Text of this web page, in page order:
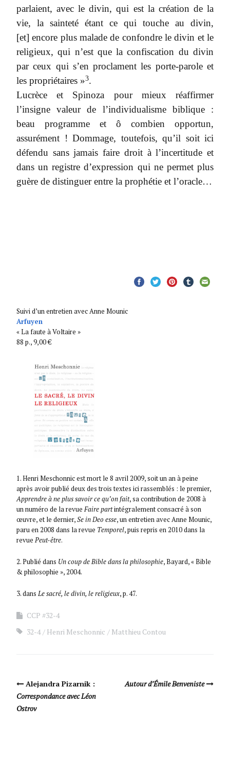
parlaient, avec le divin, qui est la création de la
vie, la sainteté étant ce qui touche au divin,
[et] encore plus malade de confondre le divin et le
religieux, qui n’est que la confiscation du divin
par ceux qui s’en proclament les porte-parole et
les propriétaires »3.
Lucrèce et Spinoza pour mieux réaffirmer
l’insigne valeur de l’individualisme biblique :
beau programme et ô combien opportun,
assurément ! Dommage, toutefois, qu’il soit ici
défendu sans jamais faire droit à l’incertitude et
dans un registre d’expression qui ne permet plus
guère de distinguer entre la prophétie et l’oracle…
Suivi d’un entretien avec Anne Mounic
Arfuyen
« La faute à Voltaire »
88 p., 9,00 €
1. Henri Meschonnic est mort le 8 avril 2009, soit un an à peine
après avoir publié deux des trois textes ici rassemblés : le premier,
Apprendre à ne plus savoir ce qu’on fait, sa contribution de 2008 à
un numéro de la revue Faire partintégralement consacré à son
œuvre, et le dernier,Se in Deo esse, un entretien avec Anne Mounic,
paru en 2008 dans la revue Temporel, puis repris en 2010 dans la
revue Peut-être.
2. Publié dans Un coup de Bible dans la philosophie, Bayard, « Bible
& philosophie », 2004.
3. dans Le sacré, le divin, le religieux, p. 47.
CCP #32-4
32-4
Henri Meschonnic Matthieu Contou
Navigation Article
Alejandra Pizarnik :
Correspondance avec Léon
Ostrov
Autour d’Émile Benveniste